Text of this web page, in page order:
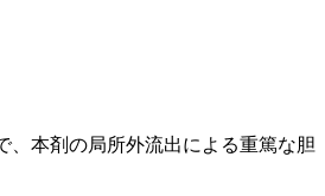
、本剤の局所外流出による重篤な胆